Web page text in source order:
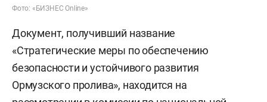
Фото: «БИЗНЕС Online»
Документ, получивший название
«Стратегические меры по обеспечению
безопасности и устойчивого развития
Ормузского пролива», находится на